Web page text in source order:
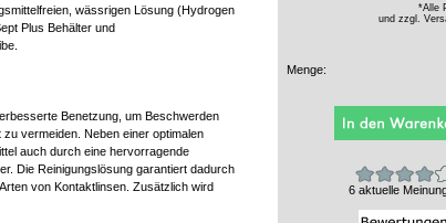
wässrigen Lösung (Hydrogen
Plus Behälter und
Benetzung, um Beschwerden
vermeiden. Neben einer optimalen
auch durch eine hervorragende
Die Reinigungslösung garantiert dadurch
von Kontaktlinsen. Zusätzlich wird
*Alle
und zzgl.
Menge:
6 aktuelle